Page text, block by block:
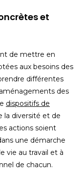
et
de mettre en
aux besoins des
différentes
des
dispositifs de
la diversité et de
actions soient
une démarche
vie au travail et à
de chacun.